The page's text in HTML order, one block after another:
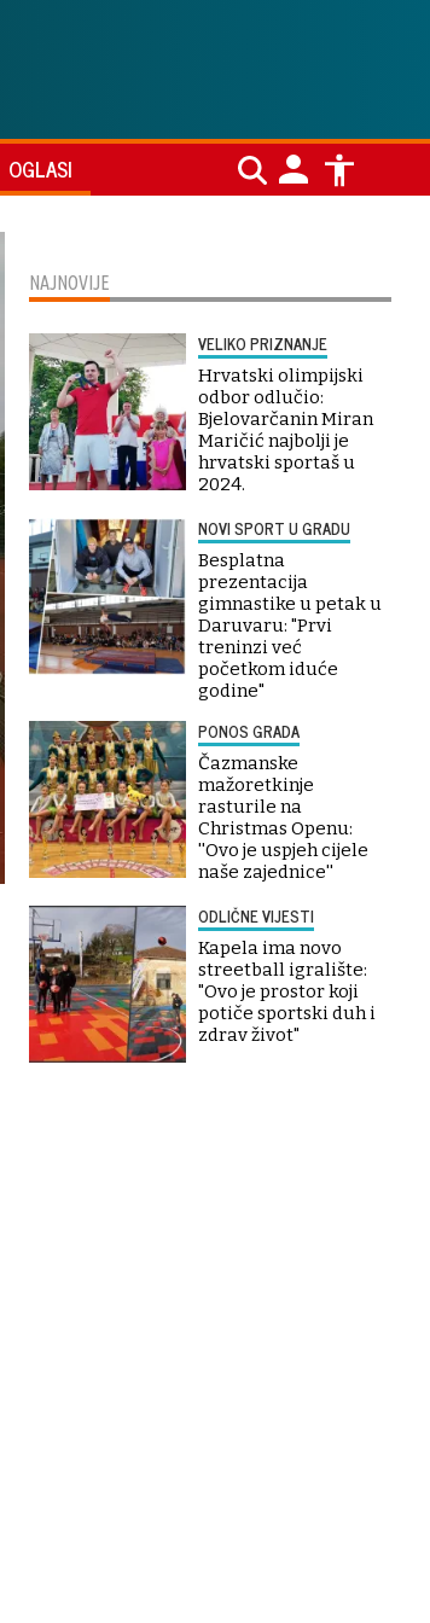
OGLASI
NAJNOVIJE
VELIKO PRIZNANJE
Hrvatski olimpijski
odbor odlučio:
Bjelovarčanin Miran
Maričić najbolji je
hrvatski sportaš u
2024.
NOVI SPORT U GRADU
Besplatna
prezentacija
gimnastike u petak u
Daruvaru: "Prvi
treninzi već
početkom iduće
godine"
PONOS GRADA
Čazmanske
mažoretkinje
rasturile na
Christmas Openu:
''Ovo je uspjeh cijele
naše zajednice''
ODLIČNE VIJESTI
Kapela ima novo
streetball igralište:
"Ovo je prostor koji
potiče sportski duh i
zdrav život"